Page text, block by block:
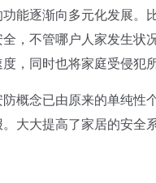
能逐渐向多元化发展
，不管哪户人家发生
，同时也将家庭受侵犯
念已由原来的单纯性
大大提高了家居的安全系